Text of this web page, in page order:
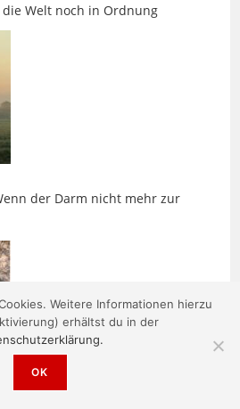
der Darm nicht mehr zur
Weitere Informationen hierzu
erhältst du in der
OK